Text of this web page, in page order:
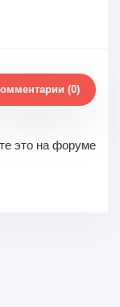
(0)
это на форуме